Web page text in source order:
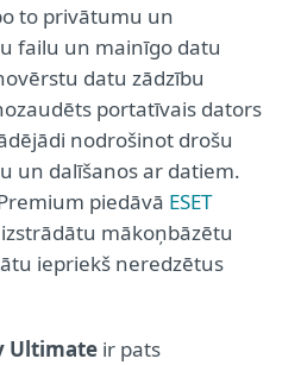
to privātumu un
failu un mainīgo datu
datu zādzību
portatīvais dators
nodrošinot drošu
un dalīšanos ar datiem.
piedāvā ESET
mākoņbāzētu
iepriekš neredzētus
Ultimate ir pats